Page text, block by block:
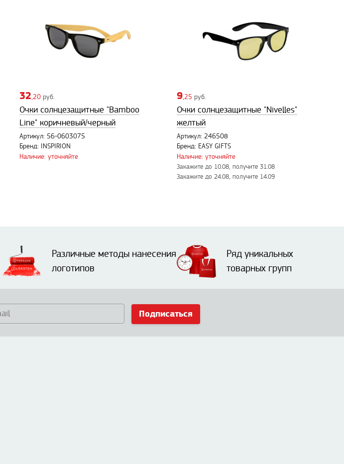
32,20 руб.
Очки солнцезащитные "Bamboo
Line" коричневый/черный
Артикул: 56-0603075
Бренд: INSPIRION
Наличие: уточняйте
9,25 руб.
Очки солнцезащитные "Nivelles"
желтый
Артикул: 246508
Бренд: EASY GIFTS
Наличие: уточняйте
Закажите до 10.08, получите 31.08
Закажите до 24.08, получите 14.09
Различные методы нанесения
логотипов
Ряд уникальных
товарных групп
Подписаться